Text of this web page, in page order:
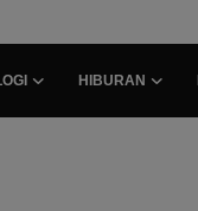
HIBURAN